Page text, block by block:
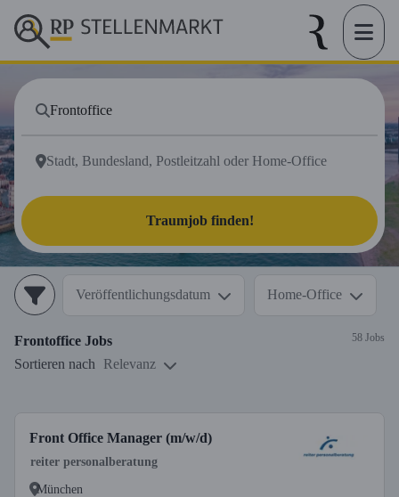
Traumjob finden!
Veröffentlichungsdatum Home-Office
Frontoffice Jobs 58 Jobs
Sortieren nach Relevanz
Front Office Manager (m/w/d)
reiter personalberatung
München